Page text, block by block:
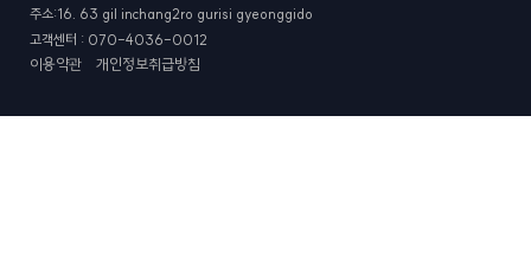
주소:16. 63 gil inchang2ro gurisi gyeonggido
고객센터 : 070-4036-0012
이용약관 개인정보취급방침